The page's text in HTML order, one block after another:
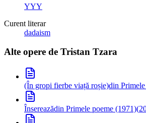
YYY
Curent literar
dadaism
Alte opere de Tristan Tzara
(În gropi fierbe viață roșie)din
Însereazădin Primele poeme (1971)(